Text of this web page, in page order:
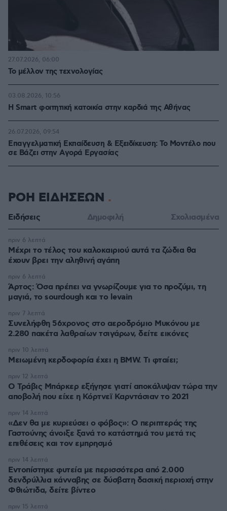
Το μέλλον της τεχνολογίας
27.07.2026, 06:00
Η Smart φοιτητική κατοικία στην καρδιά της Αθήνας
03.08.2026, 10:56
Επαγγελματική Εκπαίδευση & Εξειδίκευση: Το Mοντέλο που
σε Bάζει στην Aγορά Eργασίας
26.07.2026, 09:54
ΡΟΗ ΕΙΔΗΣΕΩΝ
Ειδήσεις Δημοφιλή Σχολιασμένα
Μέχρι το τέλος του καλοκαιριού αυτά τα ζώδια θα
έχουν βρει την αληθινή αγάπη
πριν 6 λεπτά
Άρτος: Όσα πρέπει να γνωρίζουμε για το προζύμι, τη
μαγιά, το sourdough και το levain
πριν 6 λεπτά
Συνελήφθη 56χρονος στο αεροδρόμιο Μυκόνου με
2.280 πακέτα λαθραίων τσιγάρων, δείτε εικόνες
πριν 7 λεπτά
Μειωμένη κερδοφορία έχει η BMW. Τι φταίει;
πριν 10 λεπτά
O Τράβις Μπάρκερ εξήγησε γιατί αποκάλυψαν τώρα την
αποβολή που είχε η Κόρτνεϊ Καρντάσιαν το 2021
πριν 12 λεπτά
«Δεν θα με κυριεύσει ο φόβος»: Ο περιπτεράς της
Γαστούνης άνοιξε ξανά το κατάστημά του μετά τις
επιθέσεις και τον εμπρησμό
πριν 14 λεπτά
Εντοπίστηκε φυτεία με περισσότερα από 2.000
δενδρύλλια κάνναβης σε δύσβατη δασική περιοχή στην
Φθιώτιδα, δείτε βίντεο
πριν 14 λεπτά
πριν 15 λεπτά